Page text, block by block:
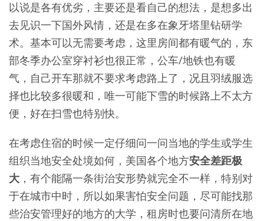
以说是各有优劣，主要还是看自己的想法，是想多出
去见识一下国外风情，还是在多在象牙塔里钻研学
术。基本可以无需要考虑，这里房间都有暖气的，东
部冬季办公室穿衬衫也很正常，公车/地铁也有暖
气，自己开车那就不要求考虑路上了，况且羽绒服选
择也比较多很暖和，唯一可能下雪的时候路上不太方
便，好在扫雪也特别快。
在考虑住宿的时候一定仔细问一问当地的学生或学生
组织当地安全处境如何，美国各个地方安全差距极
大 ，有个能隔一条街治安形势就完全不一样，特别对
于在城市中时，所以如果害怕安全问题，尽可能找那
些治安管理好的地方的大学，租房时也要问清所在地